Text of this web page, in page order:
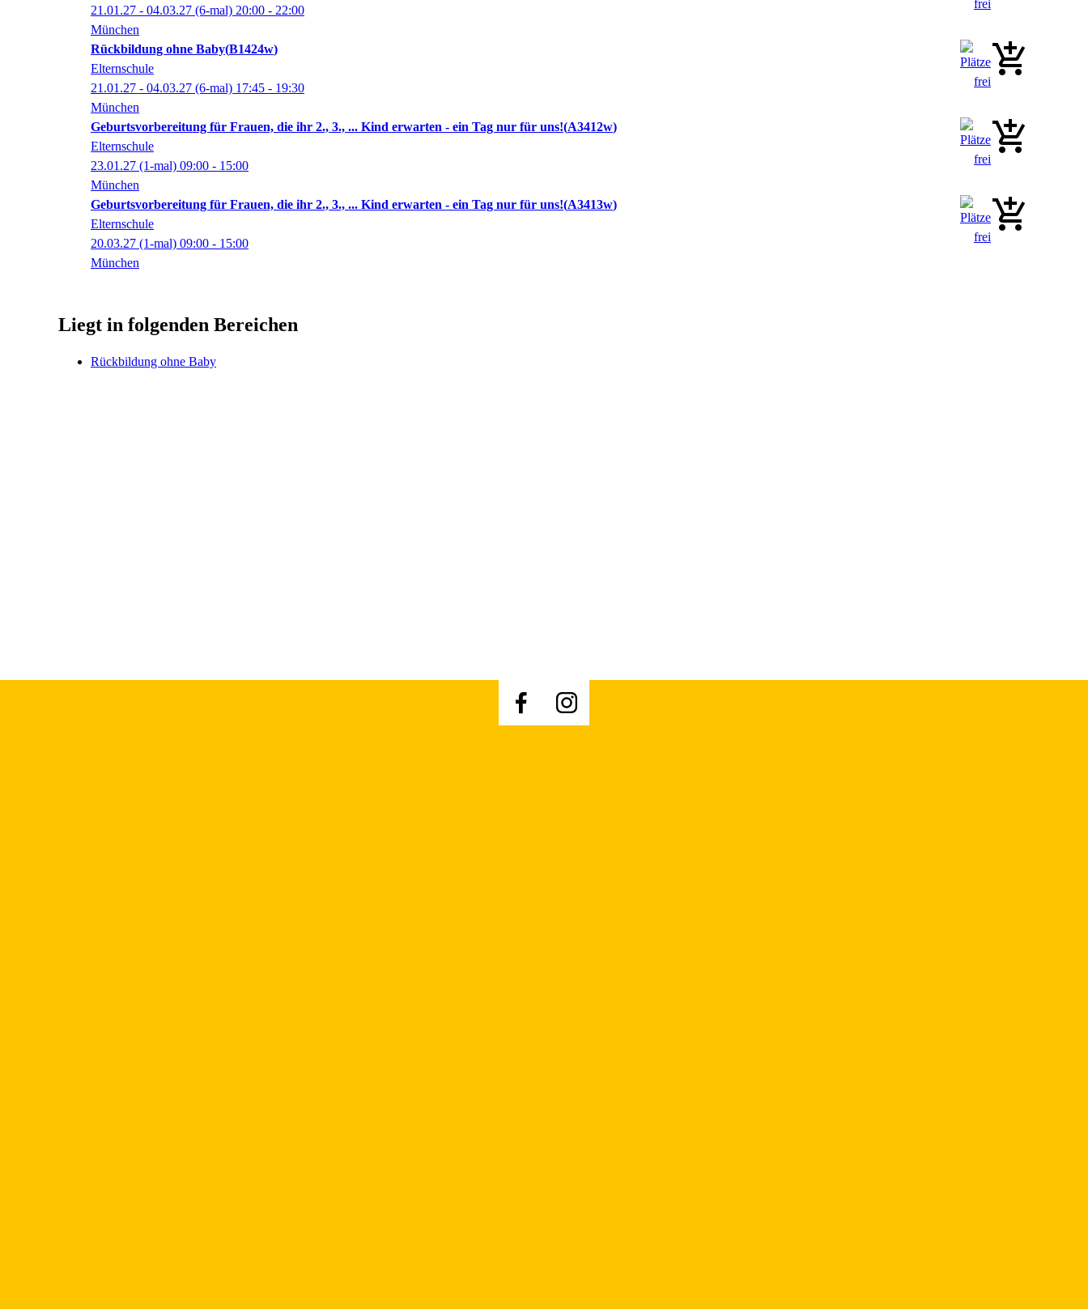
21.01.27 - 04.03.27 (6-mal) 20:00 - 22:00
München
Rückbildung ohne Baby B1424w
Elternschule
21.01.27 - 04.03.27 (6-mal) 17:45 - 19:30
München
Geburtsvorbereitung für Frauen, die ihr 2., 3., ... Kind erwarten - ein Tag nur für uns! A3412w
Elternschule
23.01.27 (1-mal) 09:00 - 15:00
München
Geburtsvorbereitung für Frauen, die ihr 2., 3., ... Kind erwarten - ein Tag nur für uns! A3413w
Elternschule
20.03.27 (1-mal) 09:00 - 15:00
München
Liegt in folgenden Bereichen
Rückbildung ohne Baby